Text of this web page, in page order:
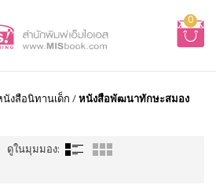
0
งสือนิทานเด็ก /หนังสือพัฒนาทักษะสมอง
ดูในมุมมอง: